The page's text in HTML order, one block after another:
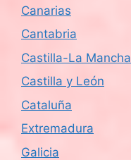
Canarias
Cantabria
Castilla-La Mancha
Castilla y León
Cataluña
Extremadura
Galicia